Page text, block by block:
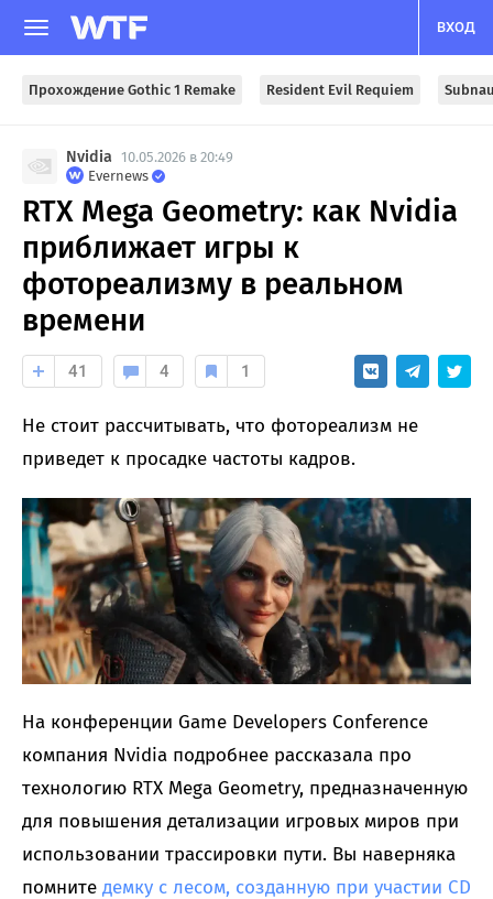
ВХОД
Прохождение Gothic 1 Remake Resident Evil Requiem
Nvidia
10.05.2026 в 20:49
Evernews
RTX Mega Geometry: как Nvidia
приближает игры к
фотореализму в реальном
времени
41 4 1
Не стоит рассчитывать, что фотореализм не
приведет к просадке частоты кадров.
На конференции Game Developers Conference
компания Nvidia подробнее рассказала про
технологию RTX Mega Geometry, предназначенную
для повышения детализации игровых миров при
использовании трассировки пути. Вы наверняка
помните демку с лесом, созданную при участии CD